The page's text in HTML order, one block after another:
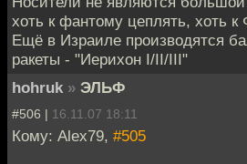
хоть к фантому цеплять, хоть к
Ещё в Израиле производятся
ракеты - "Иерихон I/II/III"
hohruk » ЭЛЬФ
#506 | 16.11.07 18:11
Кому: Alex79, #505